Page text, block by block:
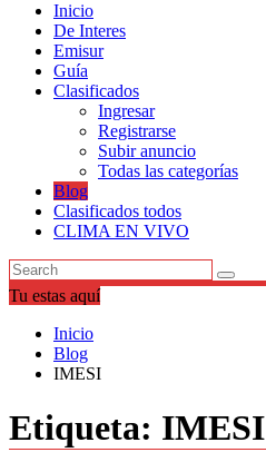
Inicio
De Interes
Emisur
Guía
Clasificados
Ingresar
Registrarse
Subir anuncio
Todas las categorías
Blog
Clasificados todos
CLIMA EN VIVO
Tu estas aquí
Inicio
Blog
IMESI
Etiqueta: IMESI